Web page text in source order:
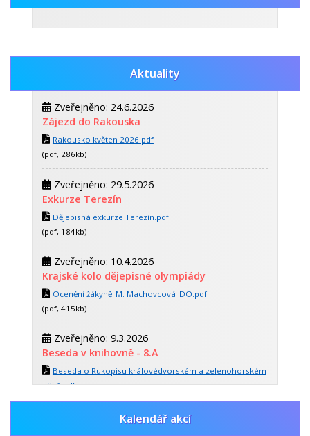
Aktuality
Zveřejněno: 24.6.2026
Zájezd do Rakouska
Rakousko květen 2026.pdf
(pdf, 286kb)
Zveřejněno: 29.5.2026
Exkurze Terezín
Dějepisná exkurze Terezín.pdf
(pdf, 184kb)
Zveřejněno: 10.4.2026
Krajské kolo dějepisné olympiády
Ocenění žákyně_M. Machovcová_DO.pdf
(pdf, 415kb)
Zveřejněno: 9.3.2026
Beseda v knihovně - 8.A
Beseda o Rukopisu královédvorském a zelenohorském
- 8. A.pdf
(pdf, 354kb)
Kalendář akcí